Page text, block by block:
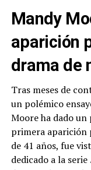
Mandy
aparición
drama de
Tras meses de
un polémico
Moore ha dado
primera aparición
de 41 años, fue
dedicado a la serie